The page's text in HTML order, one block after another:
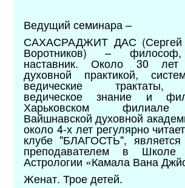
Ведущий семинара –
САХАСРАДЖИТ ДАС (Сергей
Воротников) –
наставник. Около 30 лет
духовной практикой,
ведические трактаты,
ведическое знание и
Харьковском филиале
Вайшнавской духовной
около 4-х лет регулярно
клубе "БЛАГОСТЬ", является
преподавателем в Школе
Астрологии «Камала Вана
Женат. Трое детей.